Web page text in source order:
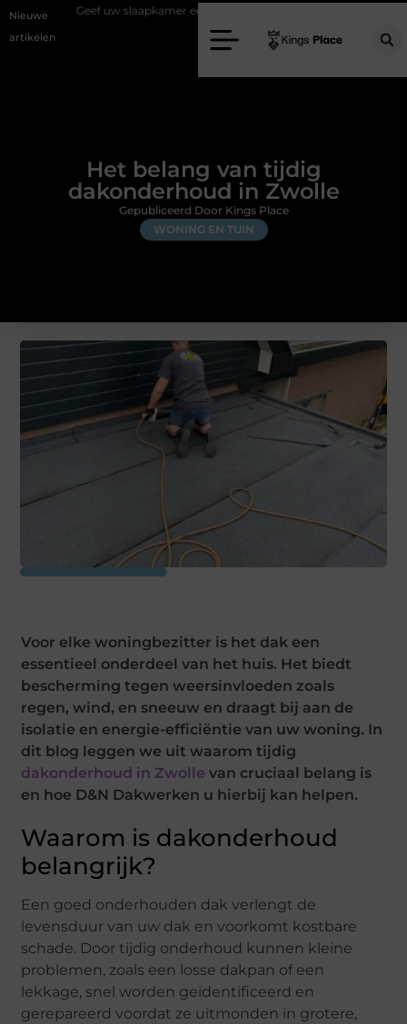
Nieuwe
artikelen
slaapkamer een upgrade met interieuradvies Zwolle
Het belang van tijdig
dakonderhoud in Zwolle
WONING EN TUIN
Gepubliceerd Door Kings Place
Voor elke woningbezitter is het dak een
essentieel onderdeel van het huis. Het biedt
bescherming tegen weersinvloeden zoals
regen, wind, en sneeuw en draagt bij aan de
isolatie en energie-efficiëntie van uw woning. In
dit blog leggen we uit waarom tijdig
dakonderhoud in Zwolle van cruciaal belang is
en hoe D&N Dakwerken u hierbij kan helpen.
Waarom is dakonderhoud
belangrijk?
Een goed onderhouden dak verlengt de
levensduur van uw dak en voorkomt kostbare
schade. Door tijdig onderhoud kunnen kleine
problemen, zoals een losse dakpan of een
lekkage, snel worden geïdentificeerd en
gerepareerd voordat ze uitmonden in grotere,